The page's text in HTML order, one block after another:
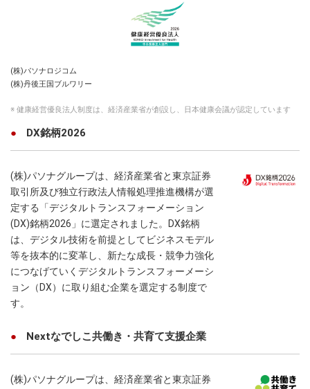
(株)パソナロジコム
(株)丹後王国ブルワリー
※ 健康経営優良法人制度は、経済産業省が創設し、日本健康会議が認定しています
DX銘柄2026
(株)パソナグループは、経済産業省と東京証券
取引所及び独立行政法人情報処理推進機構が選
定する「デジタルトランスフォーメーション
(DX)銘柄2026」に選定されました。DX銘柄
は、デジタル技術を前提としてビジネスモデル
等を抜本的に変革し、新たな成長・競争力強化
につなげていくデジタルトランスフォーメーシ
ョン（DX）に取り組む企業を選定する制度で
す。
Nextなでしこ共働き・共育て支援企業
(株)パソナグループは、経済産業省と東京証券